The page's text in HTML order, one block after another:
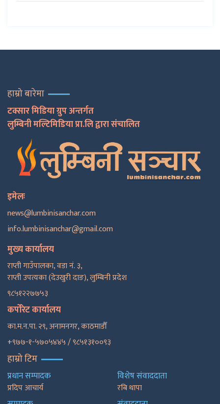
हाम्रो बारेमा
टक्सार मिडिया ग्रुप अन्तर्गत
लुम्बिनी मल्टिमिडिया प्रा.लि द्वारा संचालित
इमेलः
news@lumbinisanchar.com
info.lumbinisanchar@gmail.com
मुख्य कार्यालय
राप्ती गाउँपालका, वडा नं. ३,
राप्ती उपत्यका (देउखुरी दाङ), लुम्बिनी प्रदेश
९८५१२२७७५३
कर्पोरेट कार्यालय
का.म.न.पा. २९, अनामनगर, काठमाडाैँ
+९७७-१-५७०५४४५ / ९८५१३१००९३
हाम्रो टिम
प्रधान सम्पादक
प्रदिप आचार्य
विशेष संवाददाता
रबि थापा